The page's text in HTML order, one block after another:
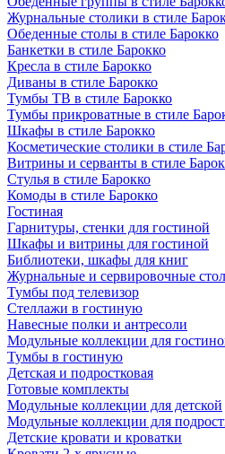
Журнальные столики в стиле
Обеденные столы в стиле Барокко
Банкетки в стиле Барокко
Кресла в стиле Барокко
Диваны в стиле Барокко
Тумбы ТВ в стиле Барокко
Тумбы прикроватные в стиле
Шкафы в стиле Барокко
Косметические столики в стиле
Витрины и серванты в стиле
Стулья в стиле Барокко
Комоды в стиле Барокко
Гостиная
Гарнитуры, стенки для гостиной
Шкафы и витрины для гостиной
Библиотеки, шкафы для книг
Журнальные и сервировочные
Тумбы под телевизор
Стеллажи в гостиную
Навесные полки и антресоли
Модульные коллекции для
Тумбы в гостиную
Детская и подростковая
Готовые комплекты
Модульные коллекции для детской
Модульные коллекции для
Детские кровати и кроватки